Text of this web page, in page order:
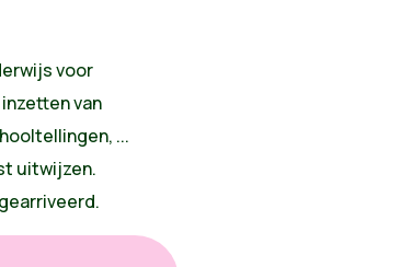
voor
van
...
uitwijzen.